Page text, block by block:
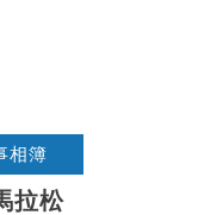
相簿
拉松